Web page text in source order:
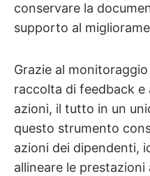
conservare la
supporto al
Grazie al
raccolta di feedback e
azioni, il tutto in un
questo strumento
azioni dei dipendenti,
allineare le